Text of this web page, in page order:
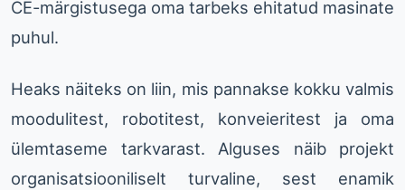
CE-märgistusega oma tarbeks ehitatud masinate
puhul.
Heaks näiteks on liin, mis pannakse kokku valmis
moodulitest, robotitest, konveieritest ja oma
ülemtaseme tarkvarast. Alguses näib projekt
organisatsiooniliselt turvaline, sest enamik